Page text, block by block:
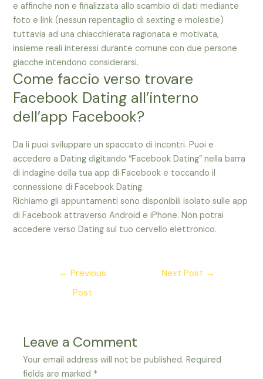
e affinche non e finalizzata allo scambio di dati mediante
foto e link (nessun repentaglio di sexting e molestie)
tuttavia ad una chiacchierata ragionata e motivata,
insieme reali interessi durante comune con due persone
giacche intendono considerarsi.
Come faccio verso trovare
Facebook Dating all’interno
dell’app Facebook?
Da li puoi sviluppare un spaccato di incontri. Puoi e
accedere a Dating digitando “Facebook Dating” nella barra
di indagine della tua app di Facebook e toccando il
connessione di Facebook Dating.
Richiamo gli appuntamenti sono disponibili isolato sulle app
di Facebook attraverso Android e iPhone. Non potrai
accedere verso Dating sul tuo cervello elettronico.
← Previous
Post
Next Post →
Leave a Comment
Your email address will not be published. Required
fields are marked *